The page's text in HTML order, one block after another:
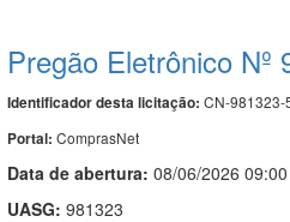
Pregão Eletrônico Nº
Identificador desta licitação: CN-981323-
Portal: ComprasNet
Data de abertura: 08/06/2026 09:00
UASG: 981323